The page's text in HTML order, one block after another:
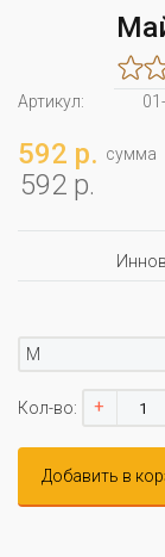
Артикул:
592 р. сумма
592 р.
M
Кол-во: +
Добавить в